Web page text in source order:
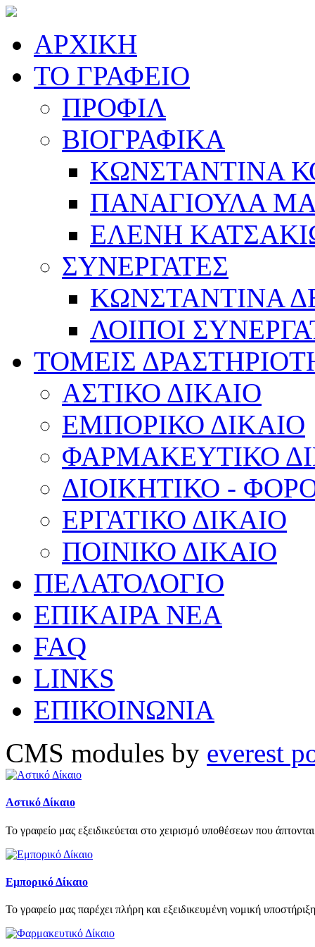
ΑΡΧΙΚΗ
ΤΟ ΓΡΑΦΕΙΟ
ΠΡΟΦΙΛ
ΒΙΟΓΡΑΦΙΚΑ
ΚΩΝΣΤΑΝΤΙΝΑ
ΠΑΝΑΓΙΟΥΛΑ
ΕΛΕΝΗ
ΣΥΝΕΡΓΑΤΕΣ
ΚΩΝΣΤΑΝΤΙΝΑ
ΛΟΙΠΟΙ
ΤΟΜΕΙΣ
ΑΣΤΙΚΟ ΔΙΚΑΙΟ
ΕΜΠΟΡΙΚΟ ΔΙΚΑΙΟ
ΦΑΡΜΑΚΕΥΤΙΚΟ
ΔΙΟΙΚΗΤΙΚΟ -
ΕΡΓΑΤΙΚΟ ΔΙΚΑΙΟ
ΠΟΙΝΙΚΟ ΔΙΚΑΙΟ
ΠΕΛΑΤΟΛΟΓΙΟ
ΕΠΙΚΑΙΡΑ ΝΕΑ
FAQ
LINKS
ΕΠΙΚΟΙΝΩΝΙΑ
CMS modules by everest
Αστικό Δίκαιο
Το γραφείο μας εξειδικεύεται στο χειρισμό υποθέσεων που
Εμπορικό Δίκαιο
Το γραφείο μας παρέχει πλήρη και εξειδικευμένη νομική